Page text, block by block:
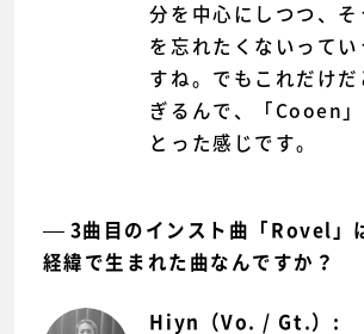
分を中心にしつつ、
を忘れたくないって
すね。でもこれだけ
ぎるんで、「Cooen
とった感じです。
3曲目のインスト曲「Rovel」
経緯で生まれた曲なんですか？
Hiyn（Vo. / Gt.）: